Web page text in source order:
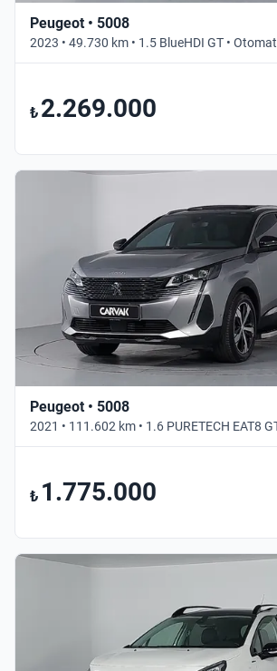
Peugeot • 5008
2023 • 49.730 km • 1.5 BlueHDI GT •
₺ 2.269.000
Peugeot • 5008
2021 • 111.602 km • 1.6 PURETECH EAT8
₺ 1.775.000